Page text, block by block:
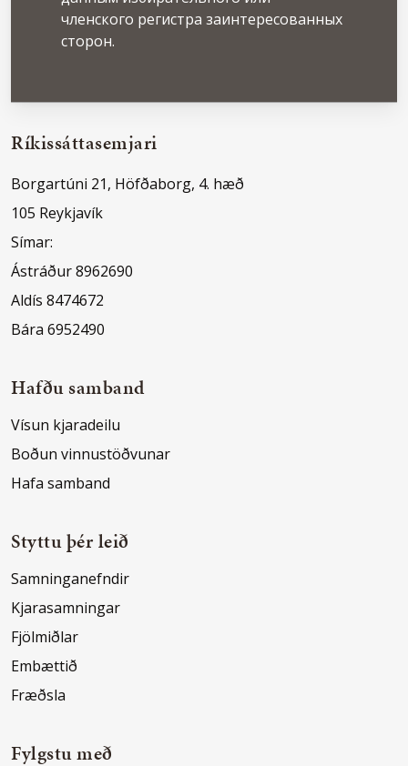
членского регистра заинтересованных
сторон.
Ríkissáttasemjari
Borgartúni 21, Höfðaborg, 4. hæð
105 Reykjavík
Símar:
Ástráður 8962690
Aldís 8474672
Bára 6952490
Hafðu samband
Vísun kjaradeilu
Boðun vinnustöðvunar
Hafa samband
Styttu þér leið
Samninganefndir
Kjarasamningar
Fjölmiðlar
Embættið
Fræðsla
Fylgstu með